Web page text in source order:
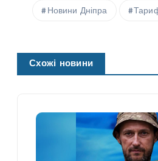
Новини Дніпра
Схожі новини